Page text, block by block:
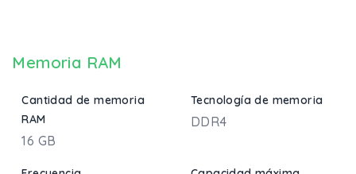
Memoria RAM
Cantidad de memoria
RAM
16 GB
Tecnología de memoria
DDR4